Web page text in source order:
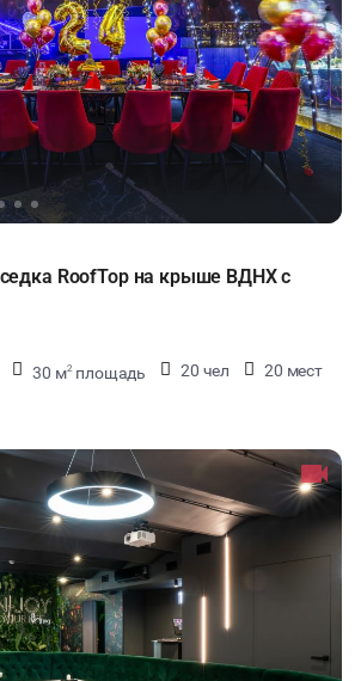
RoofTop на крыше ВДНХ с
30 м2 площадь 20 чел 20 мест